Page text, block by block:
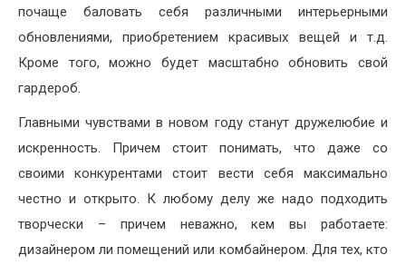
почаще баловать себя различными интерьерными
обновлениями, приобретением красивых вещей и т.д.
Кроме того, можно будет масштабно обновить свой
гардероб.
Главными чувствами в новом году станут дружелюбие и
искренность. Причем стоит понимать, что даже со
своими конкурентами стоит вести себя максимально
честно и открыто. К любому делу же надо подходить
творчески – причем неважно, кем вы работаете:
дизайнером ли помещений или комбайнером. Для тех, кто